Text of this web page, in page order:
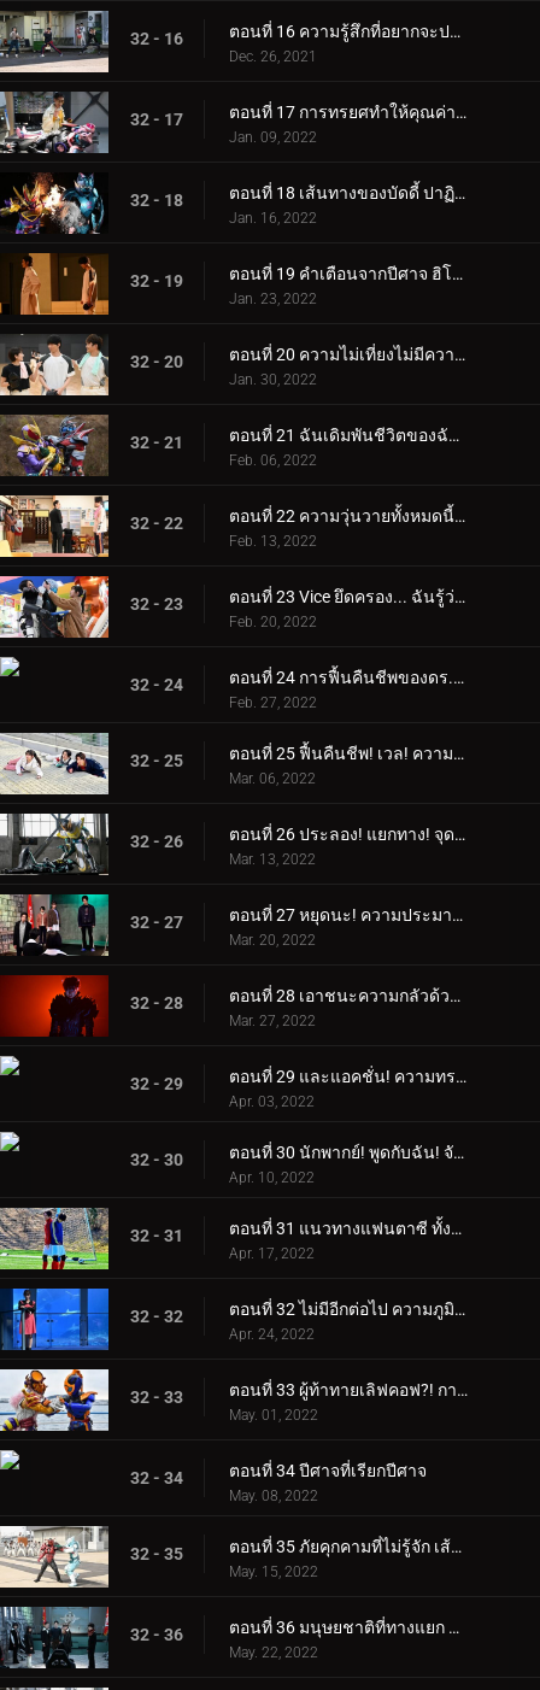
32 - 16 ตอนที่ 16 ความรู้สึกที่อยากจะปกป้อง... ถึงเวลาของพี่น้องอิการาชิแล้ว!
Dec. 26, 2021
32 - 17 ตอนที่ 17 การทรยศทำให้คุณค่าที่แท้จริงของเพื่อนลึกซึ้งยิ่งขึ้น
Jan. 09, 2022
32 - 18 ตอนที่ 18 เส้นทางของบัดดี้ ปาฏิหาริย์แห่งไฟและน้ำแข็ง
Jan. 16, 2022
32 - 19 ตอนที่ 19 คำเตือนจากปีศาจ ฮิโรมิถูกล้อมแล้ว!
Jan. 23, 2022
32 - 20 ตอนที่ 20 ความไม่เที่ยงไม่มีความรู้สึก การคืนทุนในการเปลี่ยนแปลง
Jan. 30, 2022
32 - 21 ตอนที่ 21 ฉันเดิมพันชีวิตของฉันและทิ้งคุณไว้กับความรู้สึกเหล่านี้
Feb. 06, 2022
32 - 22 ตอนที่ 22 ความวุ่นวายทั้งหมดนี้เพื่อหนทางไปสู่จุดสูงสุด?!
Feb. 13, 2022
32 - 23 ตอนที่ 23 Vice ยึดครอง... ฉันรู้ว่าเขาจะทรยศเรา!
Feb. 20, 2022
32 - 24 ตอนที่ 24 การฟื้นคืนชีพของดร.คาริซากิ! ปฏิบัติการผกผัน!
Feb. 27, 2022
32 - 25 ตอนที่ 25 ฟื้นคืนชีพ! เวล! ความทรงจำของครอบครัวอิการาชิ
Mar. 06, 2022
32 - 26 ตอนที่ 26 ประลอง! แยกทาง! จุดจบของความมืดและแสงสว่าง
Mar. 13, 2022
32 - 27 ตอนที่ 27 หยุดนะ! ความประมาทของทรราชและความเร่งรีบของการทำร้ายร่างกาย
Mar. 20, 2022
32 - 28 ตอนที่ 28 เอาชนะความกลัวด้วยความเร็วปานสายฟ้า! หัวใจสองดวงเชื่อมั่นในตัวตนเดียว!
Mar. 27, 2022
32 - 29 ตอนที่ 29 และแอคชั่น! ความทรงจำของฮิโรมิ!
Apr. 03, 2022
32 - 30 ตอนที่ 30 นักพากย์! พูดกับฉัน! จัดการกับวัยรุ่น
Apr. 10, 2022
32 - 31 ตอนที่ 31 แนวทางแฟนตาซี ทั้งสองฝ่ายสู่ความฝัน
Apr. 17, 2022
32 - 32 ตอนที่ 32 ไม่มีอีกต่อไป ความภูมิใจของราชินี
Apr. 24, 2022
32 - 33 ตอนที่ 33 ผู้ท้าทายเลิฟคอฟ?! การตัดสินใจของซากุระ
May. 01, 2022
32 - 34 ตอนที่ 34 ปีศาจที่เรียกปีศาจ
May. 08, 2022
32 - 35 ตอนที่ 35 ภัยคุกคามที่ไม่รู้จัก เส้นทางที่เราควรก้าวไป
May. 15, 2022
32 - 36 ตอนที่ 36 มนุษยชาติที่ทางแยก การตัดสินใจของพวกเราทุกคน
May. 22, 2022